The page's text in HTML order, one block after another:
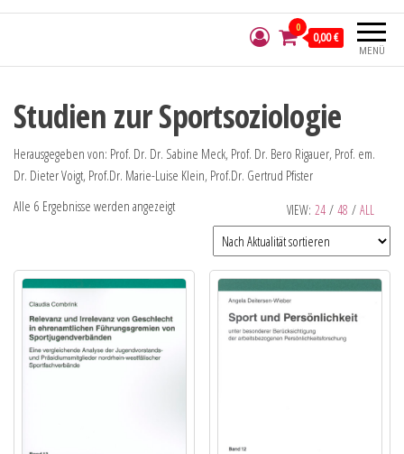
MENÜ
0
0,00 €
Studien zur Sportsoziologie
Herausgegeben von: Prof. Dr. Dr. Sabine Meck, Prof. Dr. Bero Rigauer, Prof. em.
Dr. Dieter Voigt, Prof.Dr. Marie-Luise Klein, Prof.Dr. Gertrud Pfister
VIEW: 24 / 48 / ALL
Alle 6 Ergebnisse werden angezeigt